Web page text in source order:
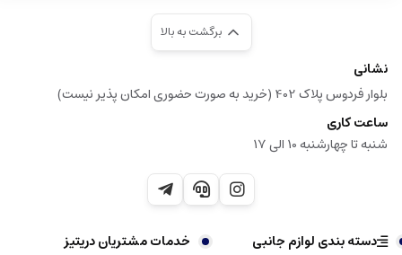
برگشت به بالا
نشانی
بلوار فردوس پلاک 402 (خرید به صورت حضوری امکان پذیر نیست)
ساعت کاری
شنبه تا چهارشنبه 10 الی 17
دسته بندی لوازم جانبی
خدمات مشتریان دریتیز